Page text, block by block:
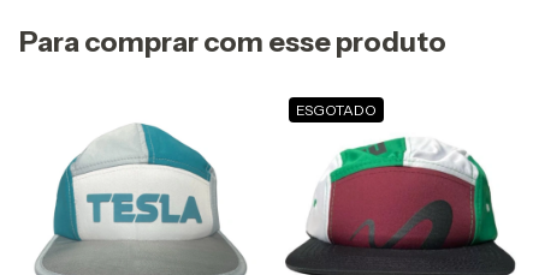
Para comprar com esse produto
ESGOTADO